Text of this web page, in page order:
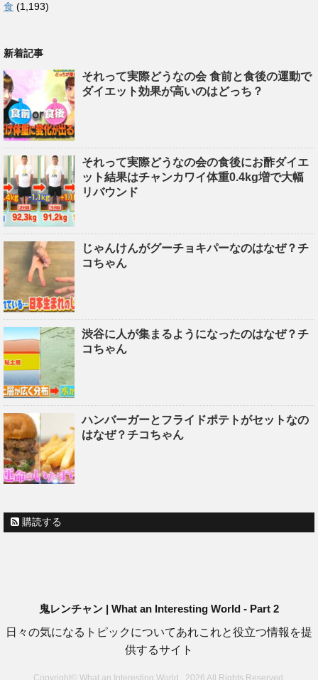
食 (1,193)
新着記事
それって実際どうなの会 食前と食後の運動で
ダイエット効果が高いのはどっち？
それって実際どうなの会の食後にお酢ダイエ
ット結果はチャンカワイ体重0.4kg増で大幅
リバウンド
じゃんけんがグーチョキパーなのはなぜ？チ
コちゃん
渋谷に人が集まるようになったのはなぜ？チ
コちゃん
ハンバーガーとフライドポテトがセットなの
はなぜ？チコちゃん
購読する
鬼レンチャン | What an Interesting World - Part 2
日々の気になるトピックについてあれこれと役立つ情報を提
供するサイト
Copyright© What an Interesting World , 2026 All Rights Reserved.